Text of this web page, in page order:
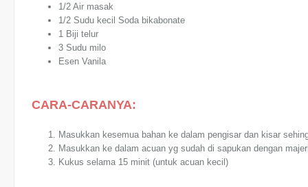
1/2 Air masak
1/2 Sudu kecil Soda bikabonate
1 Biji telur
3 Sudu milo
Esen Vanila
CARA-CARANYA:
Masukkan kesemua bahan ke dalam pengisar dan kisar
Masukkan ke dalam acuan yg sudah di sapukan dengan
Kukus selama 15 minit (untuk acuan kecil)